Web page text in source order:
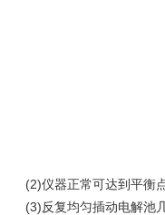
(2)仪器正常可达到平衡点
(3)反复均匀插动电解池几